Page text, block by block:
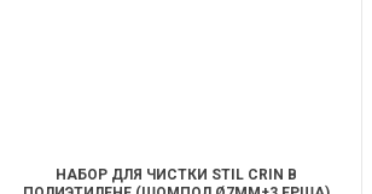
НАБОР ДЛЯ ЧИСТКИ STIL CRIN В